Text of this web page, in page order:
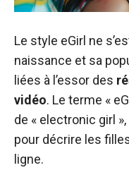
Le style eGirl ne
naissance et sa
liées à l’essor des
vidéo. Le terme «
de « electronic girl
pour décrire les
ligne.